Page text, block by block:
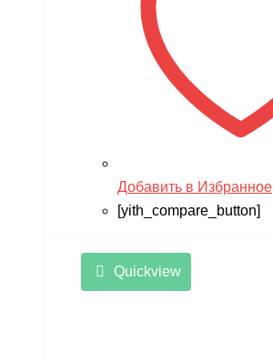
Добавить в Избранное
[yith_compare_button]
Quickview